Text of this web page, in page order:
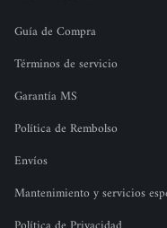
Guía de Compra
Términos de servicio
Garantía MS
Política de Rembolso
Envíos
Mantenimiento y servicios